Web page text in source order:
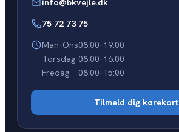
info@bkvejle.dk
75 72 73 75
Man–Ons08:00–19:00
Torsdag 08:00–16:00
Fredag
08:00–15:00
Tilmeld dig kørekort